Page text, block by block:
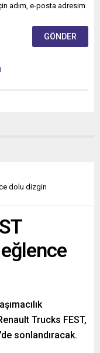
adım, e-posta adresim
dolu dizgin
Trucks FEST,
sonlandıracak.